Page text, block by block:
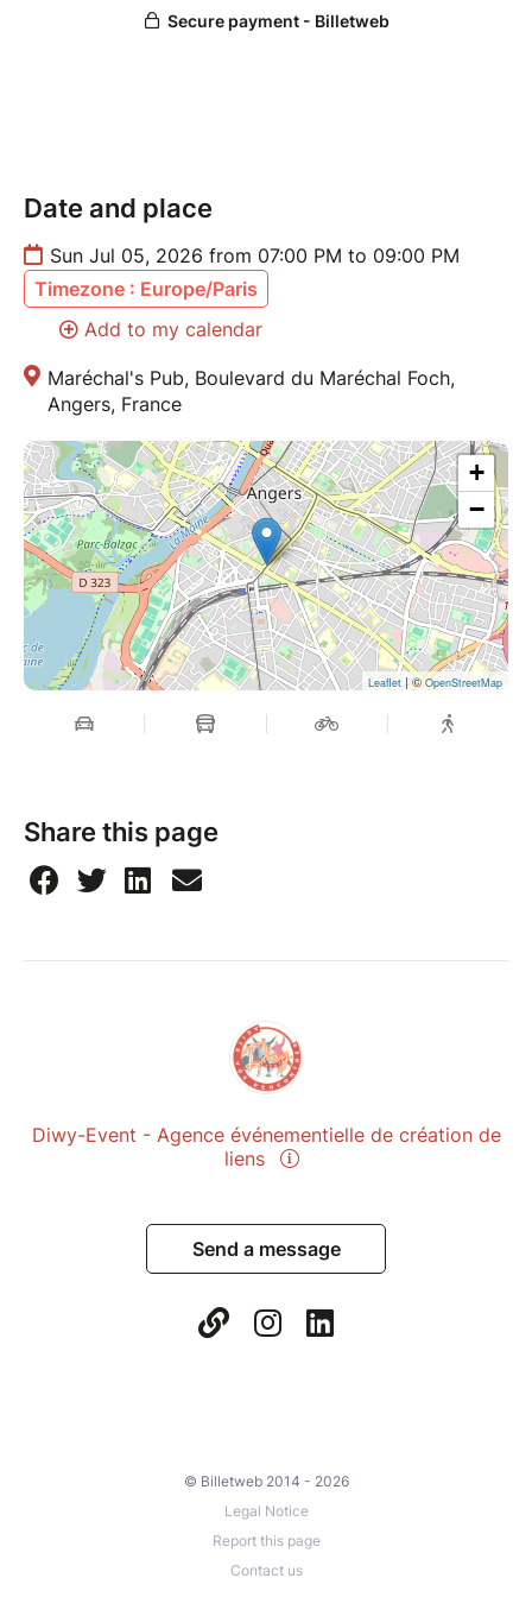
Date and place
Sun Jul 05, 2026 from 07:00 PM to 09:00 PM
Timezone : Europe/Paris
Add to my calendar
Maréchal's Pub, Boulevard du Maréchal Foch,
Angers, France
+
−
Leaflet| ©OpenStreetMap
Share this page
Diwy-Event - Agence événementielle de création de
liens
Send a message
© Billetweb 2014 - 2026
Legal Notice
Report this page
Contact us